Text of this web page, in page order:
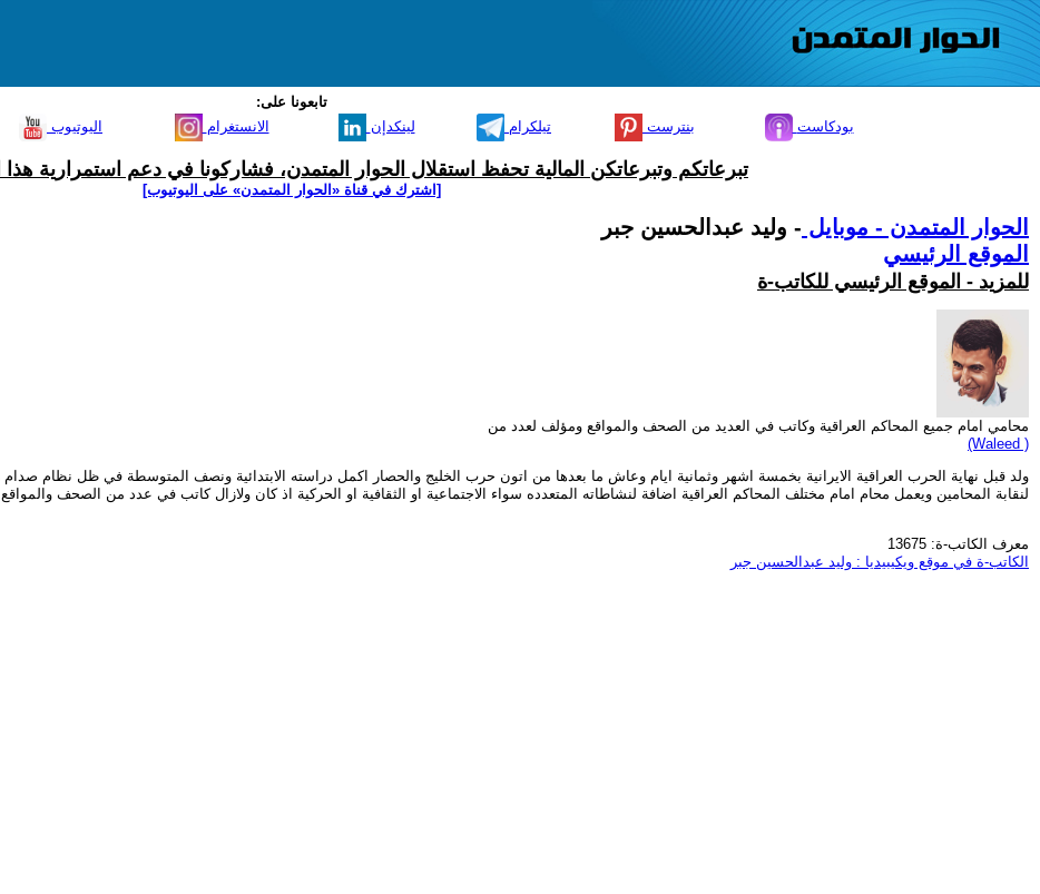
تابعونا على:
اليوتيوب الانستغرام لينكدإن تيلكرام بنترست بودكاست
تبرعاتكم وتبرعاتكن المالية تحفظ استقلال الحوار المتمدن، فشاركونا في دعم استمرارية هذا
[اشترك في قناة ‫«الحوار المتمدن» على اليوتيوب]
الحوار المتمدن - موبايل - وليد عبدالحسين جبر
الموقع الرئيسي
للمزيد - الموقع الرئيسي للكاتب-ة
محامي امام جميع المحاكم العراقية وكاتب في العديد من الصحف والمواقع ومؤلف لعدد من
(Waleed )
لنقابة المحامين ويعمل محام امام مختلف المحاكم العراقية اضافة لنشاطاته المتعدده سواء الاجتماعية او الثقافية او الحركية اذ كان ولازال كاتب في عدد من الصحف والمواقع
معرف الكاتب-ة: 13675
الكاتب-ة في موقع ويكيبيديا : وليد عبدالحسين جبر